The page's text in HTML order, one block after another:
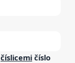
číslicemi číslo